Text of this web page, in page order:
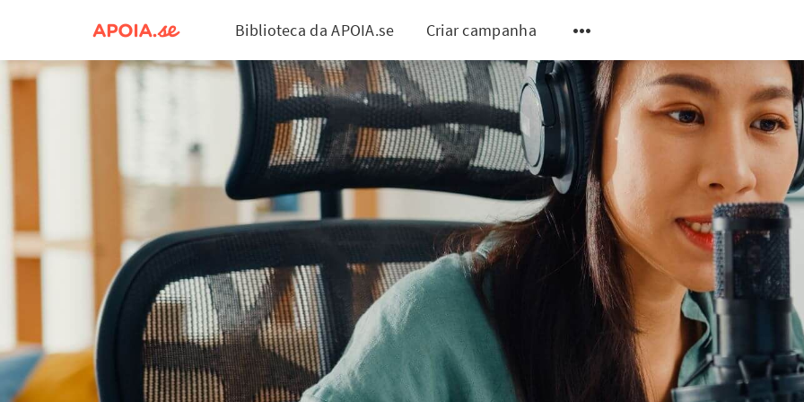
Biblioteca da APOIA.se Criar campanha